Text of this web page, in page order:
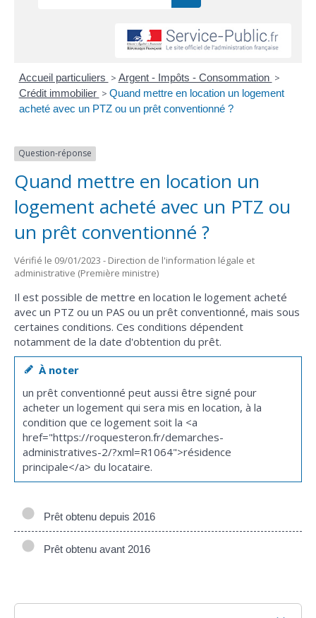
Accueil particuliers > Argent - Impôts - Consommation >
Crédit immobilier > Quand mettre en location un logement
acheté avec un PTZ ou un prêt conventionné ?
Question-réponse
Quand mettre en location un
logement acheté avec un PTZ ou
un prêt conventionné ?
Vérifié le 09/01/2023 - Direction de l'information légale et
administrative (Première ministre)
Il est possible de mettre en location le logement acheté
avec un PTZ ou un PAS ou un prêt conventionné, mais sous
certaines conditions. Ces conditions dépendent
notamment de la date d'obtention du prêt.
À noter
un prêt conventionné peut aussi être signé pour
acheter un logement qui sera mis en location, à la
condition que ce logement soit la <a
href="https://roquesteron.fr/demarches-
administratives-2/?xml=R1064">résidence
principale</a> du locataire.
Prêt obtenu depuis 2016
Prêt obtenu avant 2016